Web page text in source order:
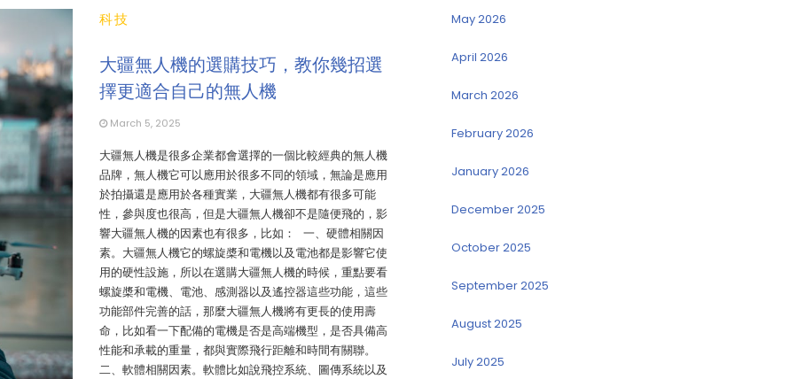
科技
大疆無人機的選購技巧，教你幾招選
擇更適合自己的無人機
March 5, 2025
大疆無人機是很多企業都會選擇的一個比較經典的無人機
品牌，無人機它可以應用於很多不同的領域，無論是應用
於拍攝還是應用於各種實業，大疆無人機都有很多可能
性，參與度也很高，但是大疆無人機卻不是隨便飛的，影
響大疆無人機的因素也有很多，比如： 一、硬體相關因
素。大疆無人機它的螺旋槳和電機以及電池都是影響它使
用的硬性設施，所以在選購大疆無人機的時候，重點要看
螺旋槳和電機、電池、感測器以及遙控器這些功能，這些
功能部件完善的話，那麼大疆無人機將有更長的使用壽
命，比如看一下配備的電機是否是高端機型，是否具備高
性能和承載的重量，都與實際飛行距離和時間有關聯。
二、軟體相關因素。軟體比如說飛控系統、圖傳系統以及
May 2026
April 2026
March 2026
February 2026
January 2026
December 2025
October 2025
September 2025
August 2025
July 2025